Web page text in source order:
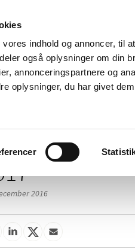
indhold og annoncer, til
også oplysninger om din
annonceringspartnere og
oplysninger, du har givet
Tilskud og
2016